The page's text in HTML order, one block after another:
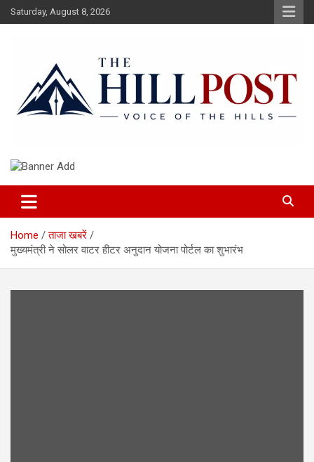
Skip
to
Saturday, August 8, 2026
The Hillpost
Home
ताजा खबरें
मुख्यमंत्री ने सोलर वाटर हीटर अनुदान योजना पोर्टल का शुभारंभ